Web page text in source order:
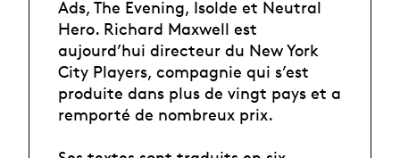
Ads, The Evening, Isolde et Neutral
Hero. Richard Maxwell est
aujourd’hui directeur du New York
City Players, compagnie qui s’est
produite dans plus de vingt pays et a
remporté de nombreux prix.